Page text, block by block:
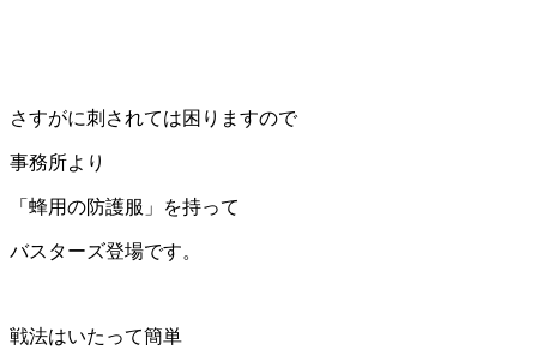
さすがに刺されては困りますので
事務所より
「蜂用の防護服」を持って
バスターズ登場です。
戦法はいたって簡単